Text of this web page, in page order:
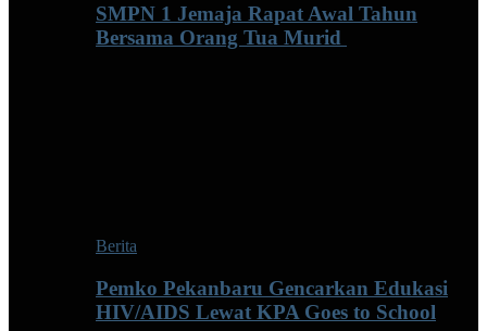
SMPN 1 Jemaja Rapat Awal Tahun
Bersama Orang Tua Murid ‎
Berita
Pemko Pekanbaru Gencarkan Edukasi
HIV/AIDS Lewat KPA Goes to School